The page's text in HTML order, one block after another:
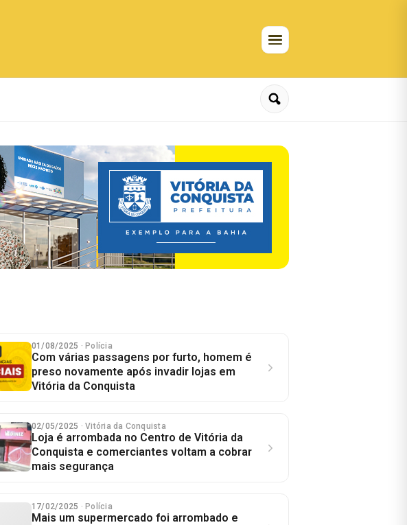
01/08/2025 · Polícia
Com várias passagens por furto, homem é
preso novamente após invadir lojas em
Vitória da Conquista
02/05/2025 · Vitória da Conquista
Loja é arrombada no Centro de Vitória da
Conquista e comerciantes voltam a cobrar
mais segurança
17/02/2025 · Polícia
Mais um supermercado foi arrombado e